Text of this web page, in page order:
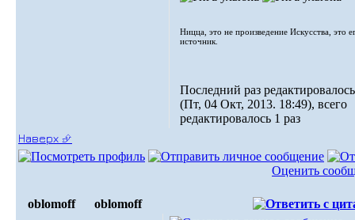
Ницца, это не произведение Искусства, это
источник.
Последний раз
(Пт, 04 Окт, 2013. 18:49), всего
редактировалось 1 раз
Наверх ⮵
Оценить
oblomoff oblomoff